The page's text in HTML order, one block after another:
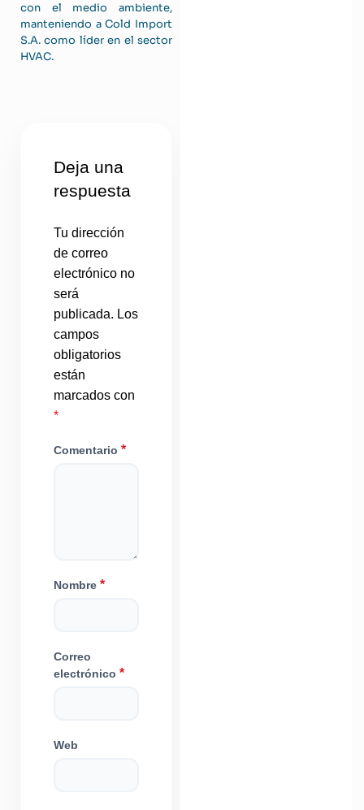
con el medio ambiente,
manteniendo a Cold Import
S.A. como líder en el sector
HVAC.
Deja una
respuesta
Tu dirección
de correo
electrónico no
será
publicada. Los
campos
obligatorios
están
marcados con
*
Comentario *
Nombre *
Correo
electrónico *
Web